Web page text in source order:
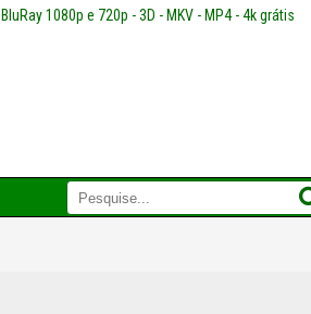
1080p e 720p - 3D - MKV - MP4 - 4k grátis